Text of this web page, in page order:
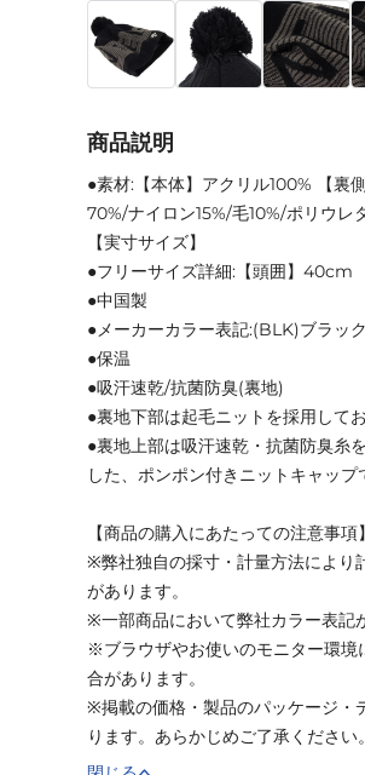
商品説明
●素材:【本体】アクリル100% 【裏
70%/ナイロン15%/毛10%/ポリウレ
【実寸サイズ】
●フリーサイズ詳細:【頭囲】40cm
●中国製
●メーカーカラー表記:(BLK)ブラック
●保温
●吸汗速乾/抗菌防臭(裏地)
●裏地下部は起毛ニットを採用して
●裏地上部は吸汗速乾・抗菌防臭糸
した、ポンポン付きニットキャップ
【商品の購入にあたっての注意事項】
※弊社独自の採寸・計量方法により
があります。
※一部商品において弊社カラー表記
※ブラウザやお使いのモニター環境
合があります。
※掲載の価格・製品のパッケージ・
ります。あらかじめご了承ください。